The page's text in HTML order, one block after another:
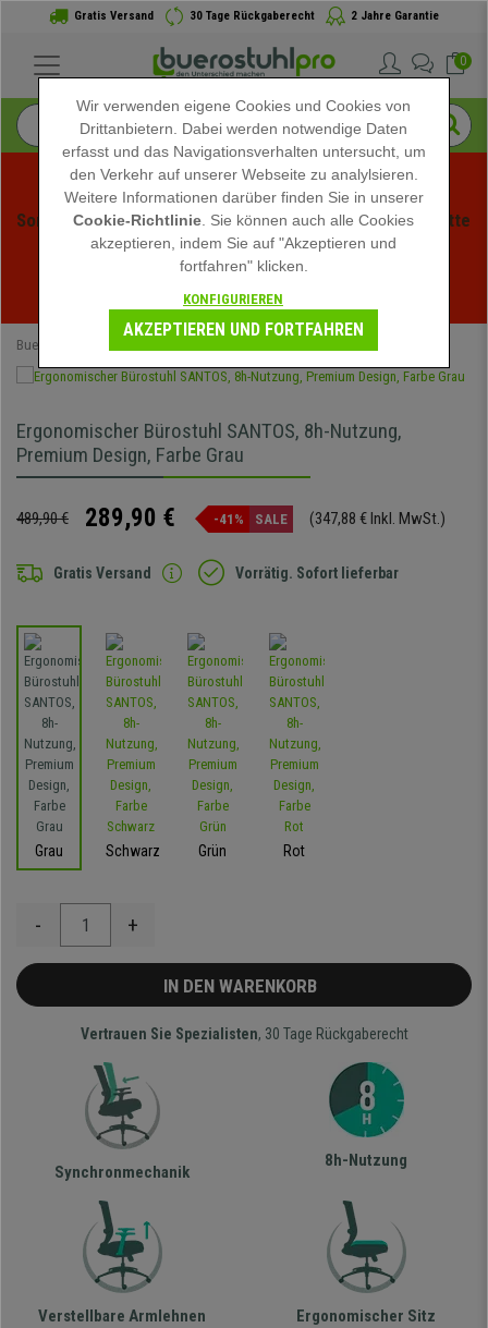
Gratis Versand 30 Tage Rückgaberecht 2 Jahre Garantie
0
Ende der Aktion in: 02 : 04
Sommerschlussverauf bei buerstuhlpro! Exklusive Rabatte
für kurze Zeit - Aktion ansehen -
Buerostuhlpro
Ergonomischer Bürostuhl SANTOS, 8h-Nutzung,
Premium Design, Farbe Grau
489,90 € 289,90 € -41% SALE (347,88 € Inkl. MwSt.)
Gratis Versand Vorrätig. Sofort lieferbar
Grau Schwarz Grün Rot
- +
IN DEN WARENKORB
Vertrauen Sie Spezialisten, 30 Tage Rückgaberecht
Synchronmechanik
8h-Nutzung
Verstellbare Armlehnen Ergonomischer Sitz
Wir verwenden eigene Cookies und Cookies von
Drittanbietern. Dabei werden notwendige Daten
erfasst und das Navigationsverhalten untersucht, um
den Verkehr auf unserer Webseite zu analylsieren.
Weitere Informationen darüber finden Sie in unserer
Cookie-Richtlinie . Sie können auch alle Cookies
akzeptieren, indem Sie auf "Akzeptieren und
fortfahren" klicken.
KONFIGURIEREN
AKZEPTIEREN UND FORTFAHREN